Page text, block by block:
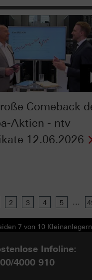
Comeback
Aktien - ntv
12.06.2026
2 3 4 5 ...
7 von 10
Infoline:
4000 910